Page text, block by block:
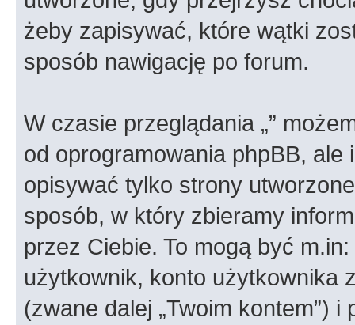
żeby zapisywać, które wątki
sposób nawigację po forum.
W czasie przeglądania „”
od oprogramowania phpBB,
opisywać tylko strony
sposób, w który zbieramy
przez Ciebie. To mogą być
użytkownik, konto użytkownika
(zwane dalej „Twoim kontem”)